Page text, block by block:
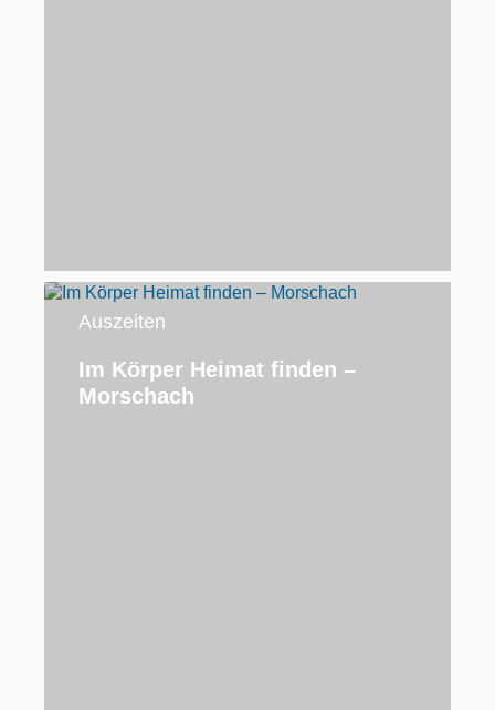
Auszeiten
Im Körper Heimat finden –
Morschach